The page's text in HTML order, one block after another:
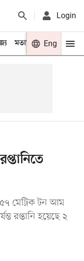
Login
মতামত খেলা
Eng
মেট্রিক টন আম
রপ্তানি হয়েছে ২